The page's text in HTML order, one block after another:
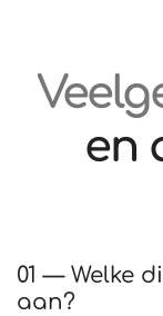
en
01 — Welke
aan?